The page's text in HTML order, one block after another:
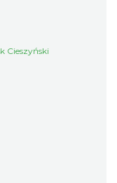
Cieszyński